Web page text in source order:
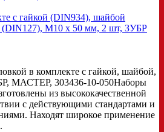
с гайкой (DIN934), шайбой
M10 x 50 мм, 2 шт, ЗУБР
в комплекте с гайкой, шайбой,
МАСТЕР, 303436-10-050Наборы
из высококачественной
с действующими стандартами и
Находят широкое применение